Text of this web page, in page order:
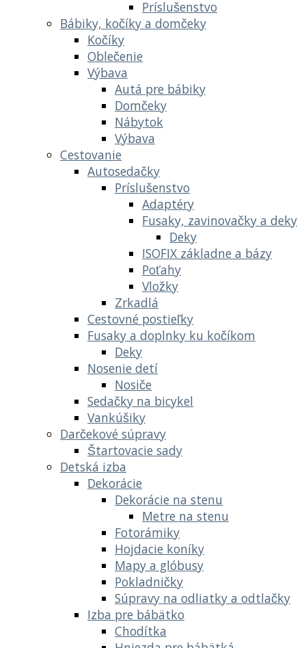
Príslušenstvo
Bábiky, kočíky a domčeky
Kočíky
Oblečenie
Výbava
Autá pre bábiky
Domčeky
Nábytok
Výbava
Cestovanie
Autosedačky
Príslušenstvo
Adaptéry
Fusaky, zavinovačky a deky
Deky
ISOFIX základne a bázy
Poťahy
Vložky
Zrkadlá
Cestovné postieľky
Fusaky a doplnky ku kočíkom
Deky
Nosenie detí
Nosiče
Sedačky na bicykel
Vankúšiky
Darčekové súpravy
Štartovacie sady
Detská izba
Dekorácie
Dekorácie na stenu
Metre na stenu
Fotorámiky
Hojdacie koníky
Mapy a glóbusy
Pokladničky
Súpravy na odliatky a odtlačky
Izba pre bábätko
Chodítka